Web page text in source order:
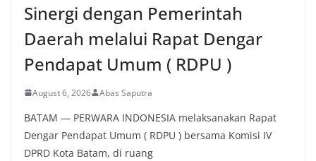
Sinergi dengan Pemerintah
Daerah melalui Rapat Dengar
Pendapat Umum ( RDPU )
August 6, 2026 Abas Saputra
BATAM — PERWARA INDONESIA melaksanakan Rapat
Dengar Pendapat Umum ( RDPU ) bersama Komisi IV
DPRD Kota Batam, di ruang